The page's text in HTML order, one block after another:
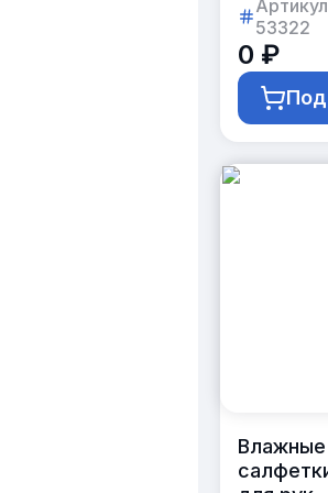
в
упаковку
набор»
53322
0 ₽
Под
Влажные